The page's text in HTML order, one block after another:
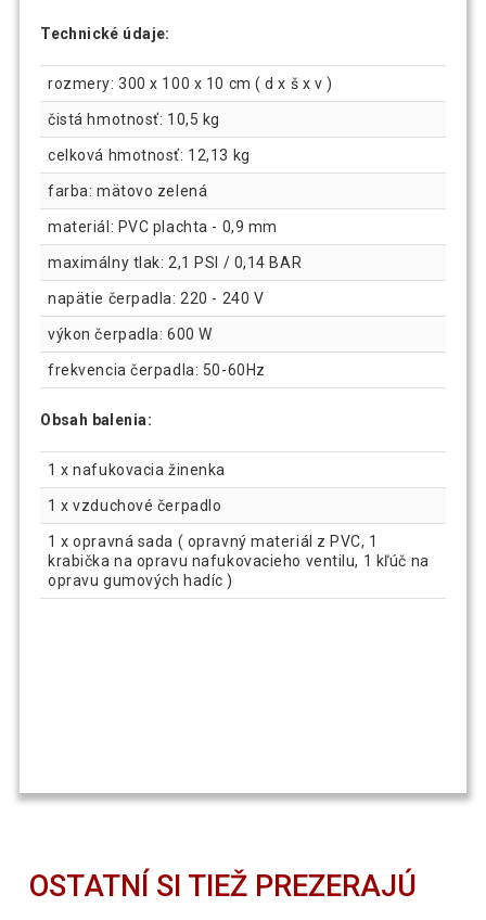
Technické údaje:
rozmery: 300 x 100 x 10 cm ( d x š x v )
čistá hmotnosť: 10,5 kg
celková hmotnosť: 12,13 kg
farba: mätovo zelená
materiál: PVC plachta - 0,9 mm
maximálny tlak: 2,1 PSI / 0,14 BAR
napätie čerpadla: 220 - 240 V
výkon čerpadla: 600 W
frekvencia čerpadla: 50-60Hz
Obsah balenia:
1 x nafukovacia žinenka
1 x vzduchové čerpadlo
1 x opravná sada ( opravný materiál z PVC, 1
krabička na opravu nafukovacieho ventilu, 1 kľúč na
opravu gumových hadíc )
OSTATNÍ SI TIEŽ PREZERAJÚ